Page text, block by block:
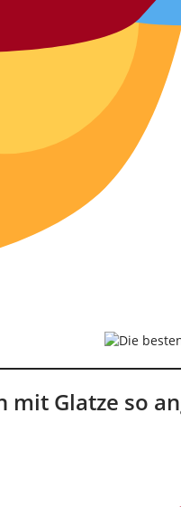
Glatze so